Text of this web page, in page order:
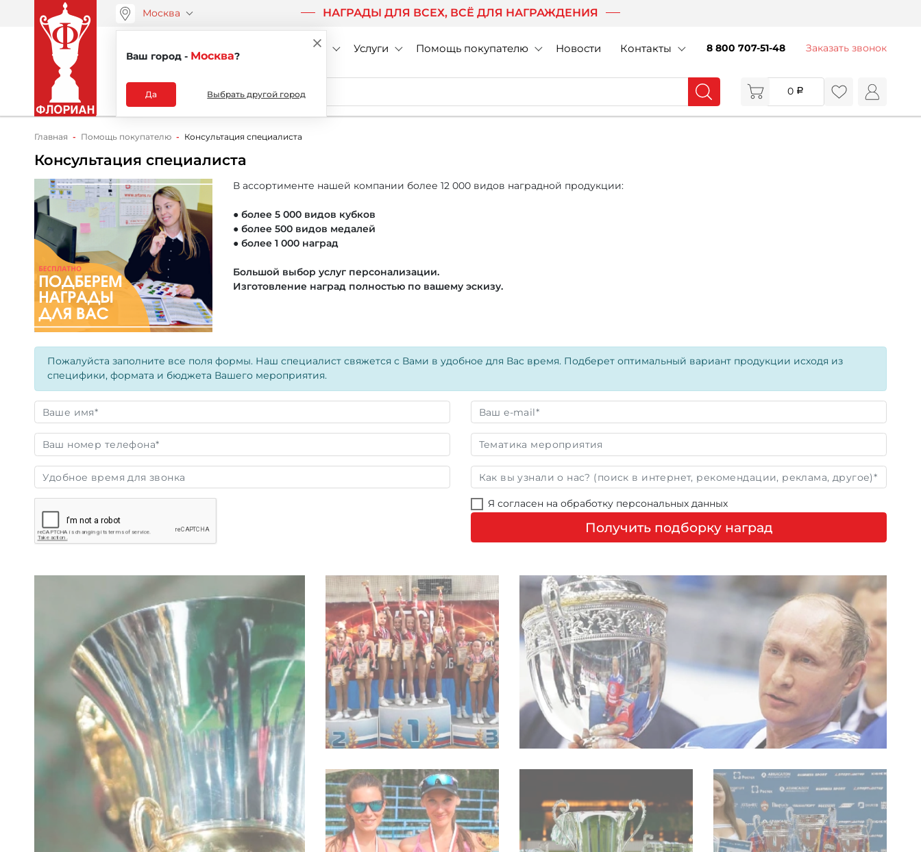
Москва
Ваш город - Москва?
Да Выбрать другой город
НАГРАДЫ ДЛЯ ВСЕХ, ВСЁ ДЛЯ НАГРАЖДЕНИЯ
+7 (495) 730-51-48 О компании Услуги Помощь покупателю Новости Контакты 8 800 707-51-48 Заказать звонок
Каталог 0
Главная Помощь покупателю Консультация специалиста
Консультация специалиста
В ассортименте нашей компании более 12 000 видов наградной продукции:
● более 5 000 видов кубков
● более 500 видов медалей
● более 1 000 наград
Большой выбор услуг персонализации.
Изготовление наград полностью по вашему эскизу.
Пожалуйста заполните все поля формы. Наш специалист свяжется с Вами в удобное для Вас время. Подберет оптимальный вариант продукции исходя из
специфики, формата и бюджета Вашего мероприятия.
Я согласен на обработку персональных данных
Получить подборку наград